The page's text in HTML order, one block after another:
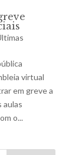
virtual
em greve a
aulas
o...